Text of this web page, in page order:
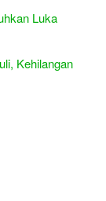
Luka
Kehilangan